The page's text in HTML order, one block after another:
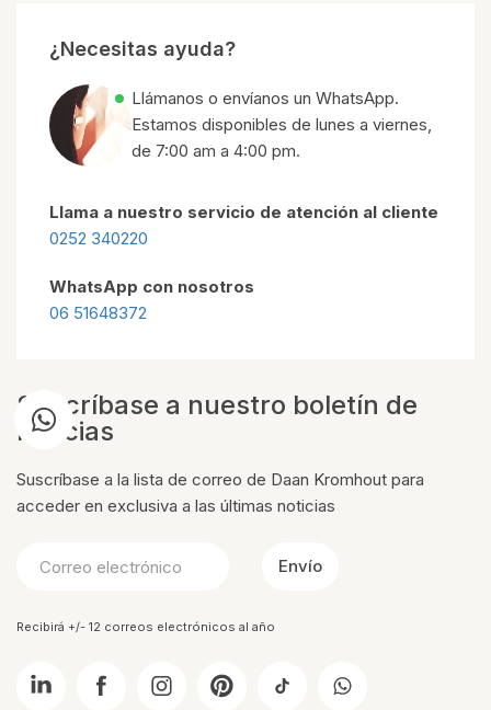
¿Necesitas ayuda?
Llámanos o envíanos un WhatsApp.
Estamos disponibles de lunes a viernes,
de 7:00 am a 4:00 pm.
Llama a nuestro servicio de atención al cliente
0252 340220
WhatsApp con nosotros
06 51648372
Suscríbase a nuestro boletín de
noticias
Suscríbase a la lista de correo de Daan Kromhout para
acceder en exclusiva a las últimas noticias
Envío
Recibirá +/- 12 correos electrónicos al año